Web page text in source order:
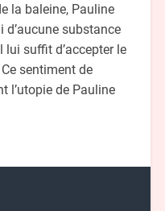
la baleine, Pauline
d’aucune substance
lui suffit d’accepter le
sentiment de
l’utopie de Pauline